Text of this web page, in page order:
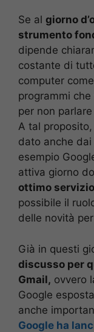
Se al giorno
strumento
dipende
costante di
computer
programmi
per non
A tal
dato anche
esempio
attiva giorno
ottimo servizio
possibile il
delle novità
Già in questi
discusso per
Gmail, ovvero
Google
anche
Google ha